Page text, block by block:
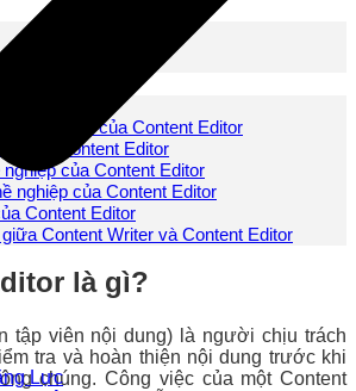
Lực
là gì?
nhiệm của Content Editor
của Content Editor
của Content Editor
nghiệp của Content Editor
Content Editor
Content Writer và Content Editor
là gì?
tập viên nội dung) là người chịu trách
tra và hoàn thiện nội dung trước khi
chúng. Công việc của một Content